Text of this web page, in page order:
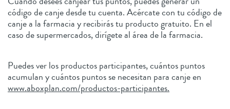
código de canje desde tu cuenta. Acércate con tu código de
canje a la farmacia y recibirás tu producto gratuito. En el
caso de supermercados, dirígete al área de la farmacia.
Puedes ver los productos participantes, cuántos puntos
acumulan y cuántos puntos se necesitan para canje en
www.aboxplan.com/productos-participantes.